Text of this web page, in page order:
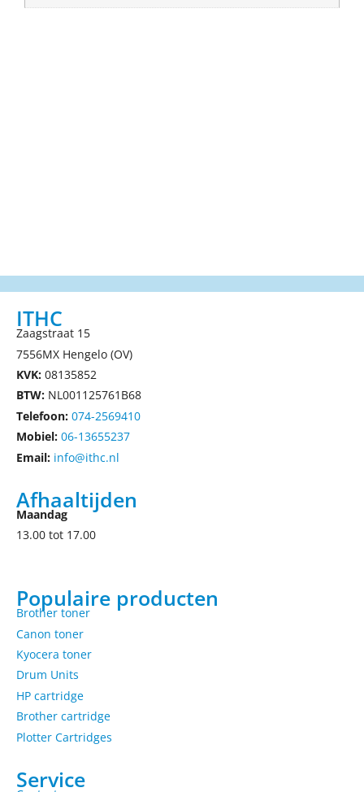
ITHC
Zaagstraat 15
7556MX Hengelo (OV)
KVK: 08135852
BTW: NL001125761B68
Telefoon: 074-2569410
Mobiel: 06-13655237
Email: info@ithc.nl
Afhaaltijden
Maandag
13.00 tot 17.00
Populaire producten
Brother toner
Canon toner
Kyocera toner
Drum Units
HP cartridge
Brother cartridge
Plotter Cartridges
Service